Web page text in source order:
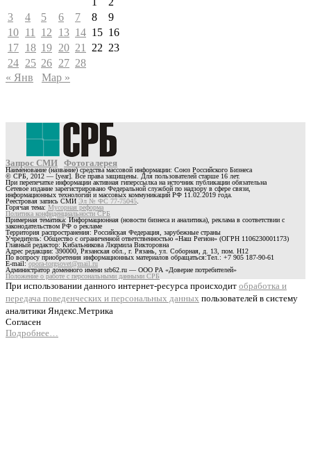
3
4 5 6 7 8
9
10 11 12 13 14 15 16
17 18 19 20 21 22 23
24 25 26 27 28
« Янв
Мар »
Запрос СМИ Фотогалерея
Наименование (название) средства массовой информации: Союз Российского Бизнеса
© СРБ, 2012 — [year]. Все права защищены. Для пользователей старше 16 лет.
При перепечатке информации активная гиперссылка на источник публикации обязательна
Сетевое издание зарегистрировано Федеральной службой по надзору в сфере связи,
информационных технологий и массовых коммуникаций РФ 11.02.2019 года.
Реестровая запись СМИ Эл № ФС 77-75045
Горячая тема: Мусорная реформа
Политика конфиденциальности СРБ
Примерная тематика: Информационная (новости бизнеса и аналитика), реклама в соответствии с
законодательством РФ о рекламе
Территория распространения: Российская Федерация, зарубежные страны
Учредитель: Общество с ограниченной ответственностью «Наш Регион» (ОГРН 1106230001173)
Главный редактор: Кибальникова Людмила Викторовна
Адрес редакции: 390000, Рязанская обл., г. Рязань, ул. Соборная, д. 13, пом. Н12
По вопросу приобретения информационных материалов обращаться:Тел.: +7 905 187-90-61
E-mail:opora-torgsovet@mail.ru
Администратор доменного имени srb62.ru — ООО РА «Доверие потребителей»
Положение о работе с персональными данными СРБ
При использовании данного интернет-ресурса происходит обработка и
передача поведенческих и персональных данных пользователей в систему
аналитики Яндекс.Метрика
Согласен
Подробнее…